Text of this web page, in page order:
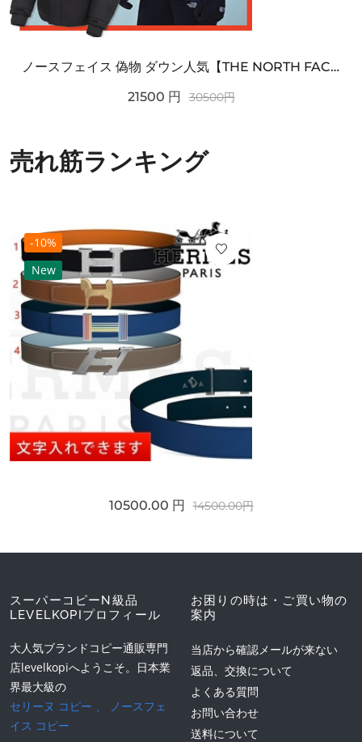
ノースフェイス 偽物 ダウン人気【THE NORTH FACE】M'S 7 SUMMIT HIM...
21500 円 30500円
売れ筋ランキング
-10%
New
10500.00 円 14500.00円
スーパーコピーN級品
LEVELKOPIプロフィール
大人気ブランドコピー通販専門
店levelkopiへようこそ。日本業
界最大級の
セリーヌ コピー
ノースフェ
イス コピー
お困りの時は・ご買い物の
案内
当店から確認メールが来ない
返品、交換について
よくある質問
お問い合わせ
送料について